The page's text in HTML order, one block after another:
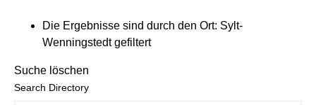
Die Ergebnisse sind durch den Ort: Sylt-
Wenningstedt gefiltert
Suche löschen
Search Directory